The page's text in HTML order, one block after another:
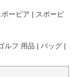
ポーピア | スポーピ
ルフ 用品 | バッグ |